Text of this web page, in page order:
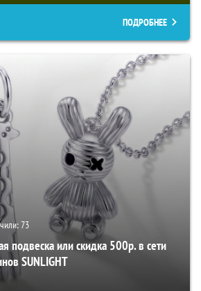
ПОДРОБНЕЕ
73
подвеска или скидка 500р. в сети
SUNLIGHT